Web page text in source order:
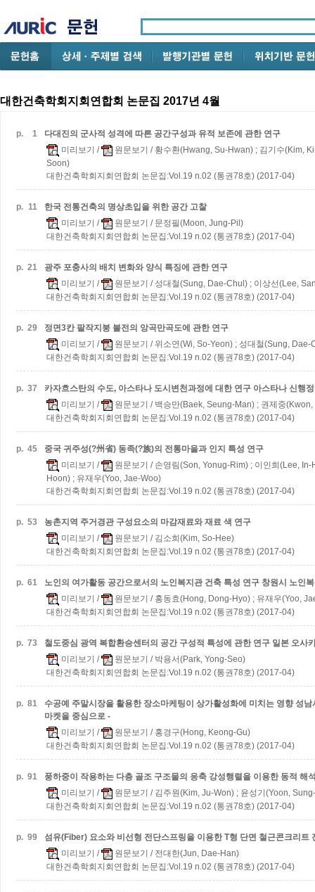
대한건축학회지회연합회 논문집 2017년 4월
p. 1
다대진의 군사적 성격에 따른 공간구성과 유적 보존에 관한 연구
미리보기 / 원문보기 / 황수환(Hwang, Su-Hwan) ; 김기수(Kim,
Soon)
대한건축학회지회연합회 논문집:Vol.19 n.02 (통권78호) (2017-04)
p. 11
한국 전통건축의 명상초입을 위한 공간 고찰
미리보기 / 원문보기 / 문정필(Moon, Jung-Pil)
대한건축학회지회연합회 논문집:Vol.19 n.02 (통권78호) (2017-04)
p. 21
광주 포충사의 배치 변화와 양식 특징에 관한 연구
미리보기 / 원문보기 / 성대철(Sung, Dae-Chul) ; 이상선(Lee,
대한건축학회지회연합회 논문집:Vol.19 n.02 (통권78호) (2017-04)
p. 29
정면3칸 팔작지붕 불전의 앙곡만곡도에 관한 연구
미리보기 / 원문보기 / 위소연(Wi, So-Yeon) ; 성대철(Sung,
대한건축학회지회연합회 논문집:Vol.19 n.02 (통권78호) (2017-04)
p. 37 카자흐스탄의 수도, 아스타나 도시변천과정에 대한 연구 아스타나 신행
미리보기 / 원문보기 / 백승만(Baek, Seung-Man) ; 권제중
대한건축학회지회연합회 논문집:Vol.19 n.02 (통권78호) (2017-04)
p. 45
중국 귀주성(?州省) 동족(?族)의 전통마을과 인지 특성 연구
미리보기 / 원문보기 / 손영림(Son, Yonug-Rim) ; 이인희(Lee,
Hoon) ; 유재우(Yoo, Jae-Woo)
대한건축학회지회연합회 논문집:Vol.19 n.02 (통권78호) (2017-04)
p. 53
농촌지역 주거경관 구성요소의 마감재료와 재료 색 연구
미리보기 / 원문보기 / 김소희(Kim, So-Hee)
대한건축학회지회연합회 논문집:Vol.19 n.02 (통권78호) (2017-04)
p. 61 노인의 여가활동 공간으로서의 노인복지관 건축 특성 연구 창원시 노인
미리보기 / 원문보기 / 홍동효(Hong, Dong-Hyo) ; 유재우(Yoo,
대한건축학회지회연합회 논문집:Vol.19 n.02 (통권78호) (2017-04)
p. 73 철도중심 광역 복합환승센터의 공간 구성적 특성에 관한 연구 일본 오사
미리보기 / 원문보기 / 박용서(Park, Yong-Seo)
대한건축학회지회연합회 논문집:Vol.19 n.02 (통권78호) (2017-04)
p. 81 수공예 주말시장을 활용한 장소마케팅이 상가활성화에 미치는 영향성남
마켓을 중심으로 -
미리보기 / 원문보기 / 홍경구(Hong, Keong-Gu)
대한건축학회지회연합회 논문집:Vol.19 n.02 (통권78호) (2017-04)
p. 91
풍하중이 작용하는 다층 골조 구조물의 응축 강성행렬을 이용한 동적 해
미리보기 / 원문보기 / 김주원(Kim, Ju-Won) ; 윤성기(Yoon,
대한건축학회지회연합회 논문집:Vol.19 n.02 (통권78호) (2017-04)
p. 99
섬유(Fiber) 요소와 비선형 전단스프링을 이용한 T형 단면 철근콘크리트
미리보기 / 원문보기 / 전대한(Jun, Dae-Han)
대한건축학회지회연합회 논문집:Vol.19 n.02 (통권78호) (2017-04)